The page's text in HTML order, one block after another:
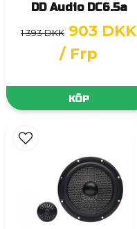
DD Audio DC6.5a
1 393 DKK 903 DKK
/ Frp
KÖP